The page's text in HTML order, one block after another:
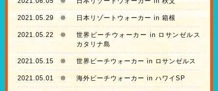
2021.05.29 ❊ 日本リゾートウォーカー in 箱根
2021.05.22 ❊
世界ビーチウォーカー in ロサンゼルス
カタリナ島
2021.05.15 ❊ 世界ビーチウォーカー in ロサンゼルス
2021.05.01❊ 海外ビーチウォーカー in ハワイSP